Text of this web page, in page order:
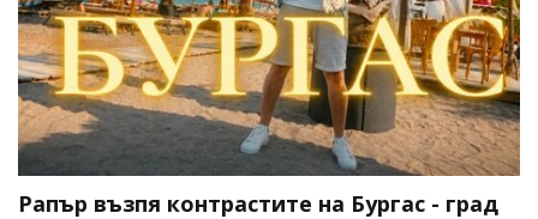
Рапър възпя контрастите на Бургас - град